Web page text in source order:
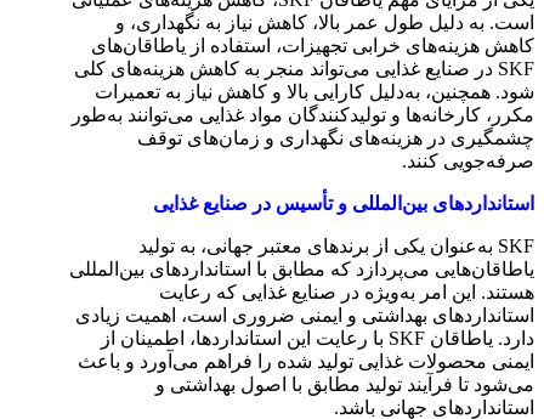
است. به دلیل طول عمر بالا، کاهش نیاز به نگهداری، و
کاهش هزینه‌های خرابی تجهیزات، استفاده از یاطاقان‌های
SKF در صنایع غذایی می‌تواند منجر به کاهش هزینه‌های کلی
شود. همچنین، به‌دلیل کارایی بالا و کاهش نیاز به تعمیرات
مکرر، کارخانه‌ها و تولیدکنندگان مواد غذایی می‌توانند به‌طور
چشمگیری در هزینه‌های نگهداری و زمان‌های توقف
صرفه‌جویی کنند.
استانداردهای بین‌المللی و تأسیس در صنایع غذایی
SKF به‌عنوان یکی از برندهای معتبر جهانی، به تولید
یاطاقان‌هایی می‌پردازد که مطابق با استانداردهای بین‌المللی
هستند. این امر به‌ویژه در صنایع غذایی که رعایت
استانداردهای بهداشتی و ایمنی ضروری است، اهمیت زیادی
دارد. یاطاقان SKF با رعایت این استانداردها، اطمینان از
ایمنی محصولات غذایی تولید شده را فراهم می‌آورد و باعث
می‌شود تا فرآیند تولید مطابق با اصول بهداشتی و
استانداردهای جهانی باشد.